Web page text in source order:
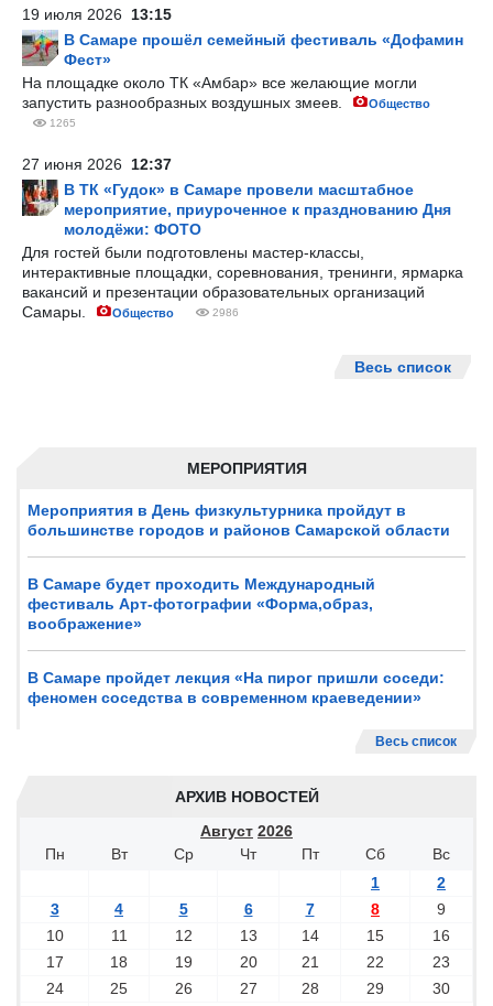
МЕРОПРИЯТИЯ
Мероприятия в День физкультурника пройдут в
большинстве городов и районов Самарской области
В Самаре будет проходить Международный
фестиваль Арт-фотографии «Форма,образ,
воображение»
В Самаре пройдет лекция «На пирог пришли соседи:
феномен соседства в современном краеведении»
Весь список
АРХИВ НОВОСТЕЙ
Август 2026
Пн
Вт Ср Чт Пт Сб
Вс
1
2
3
4 5 6 7 8
9
10
11 12 13 14 15
16
17
18 19 20 21 22
23
24
25 26 27 28 29 30
19 июля 2026 13:15
В Самаре прошёл семейный фестиваль «Дофамин
Фест»
На площадке около ТК «Амбар» все желающие могли
запустить разнообразных воздушных змеев.
Общество
1265
27 июня 2026 12:37
В ТК «Гудок» в Самаре провели масштабное
мероприятие, приуроченное к празднованию Дня
молодёжи: ФОТО
Для гостей были подготовлены мастер-классы,
интерактивные площадки, соревнования, тренинги, ярмарка
вакансий и презентации образовательных организаций
Самары.
Общество 2986
Весь список